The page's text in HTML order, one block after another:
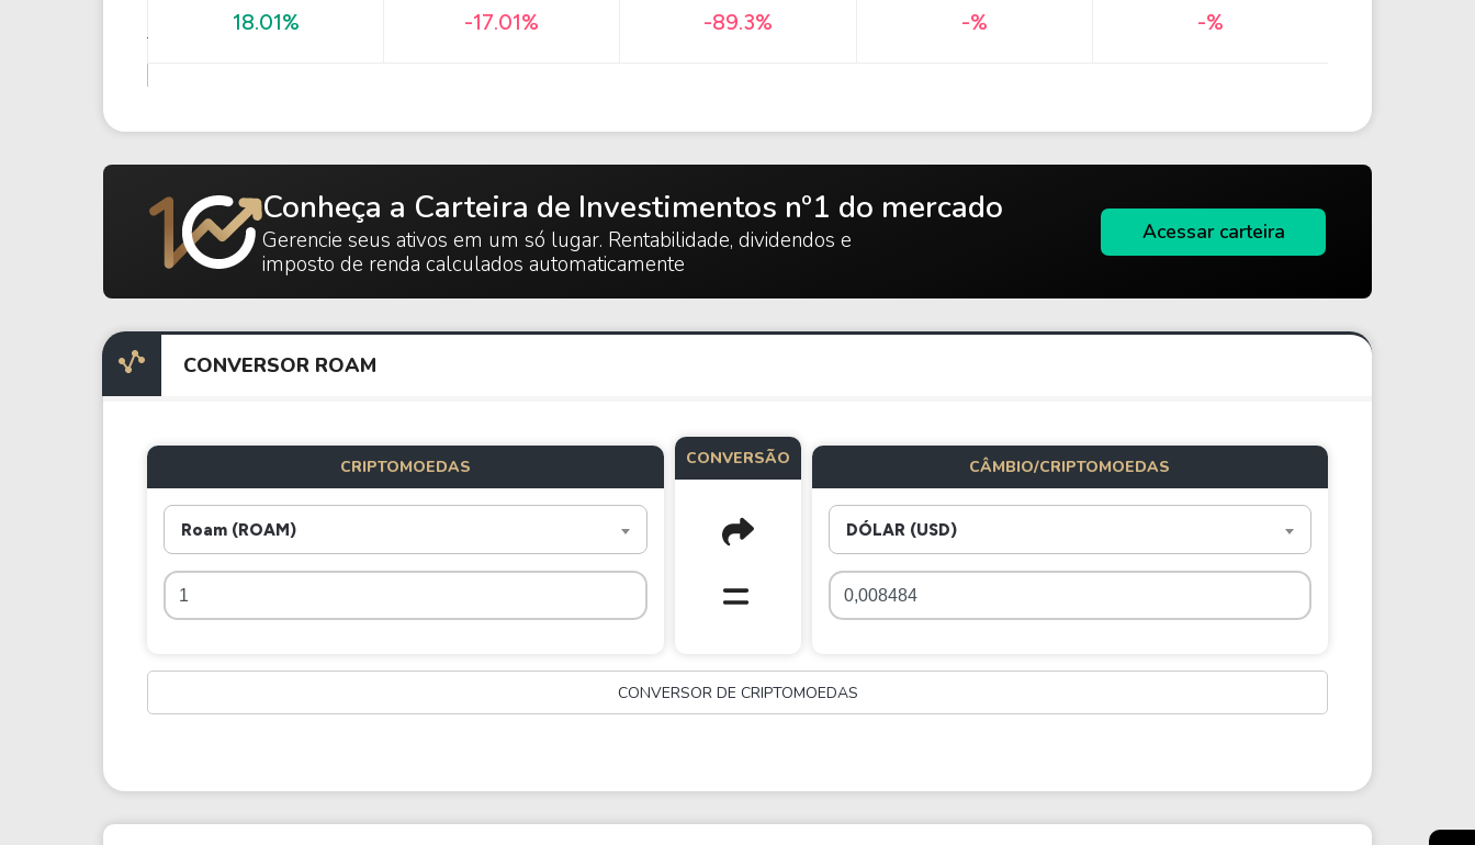
18.01% -17.01% -89.3% -% -%
Conheça a Carteira de Investimentos nº1 do mercado
Gerencie seus ativos em um só lugar. Rentabilidade, dividendos e
imposto de renda calculados automaticamente
Acessar carteira
CONVERSOR ROAM
CRIPTOMOEDAS
Roam (ROAM)
CONVERSÃO CÂMBIO/CRIPTOMOEDAS
DÓLAR (USD)
CONVERSOR DE CRIPTOMOEDAS